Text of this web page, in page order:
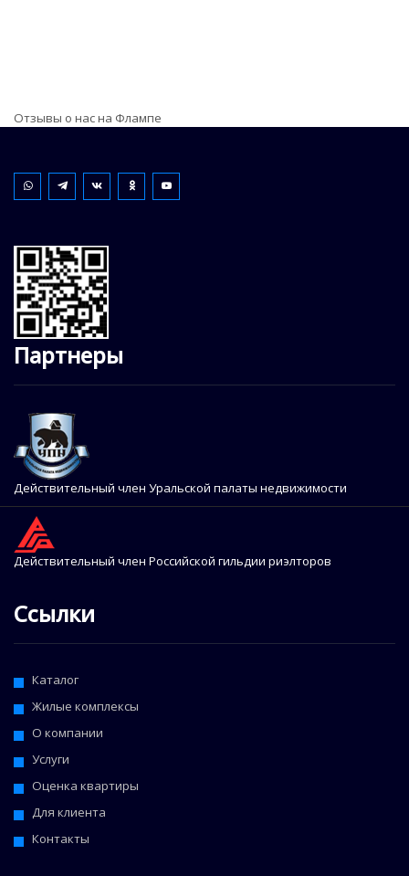
Отзывы о нас на Флампе
Партнеры
Действительный член Уральской палаты недвижимости
Действительный член Российской гильдии риэлторов
Ссылки
Каталог
Жилые комплексы
О компании
Услуги
Оценка квартиры
Для клиента
Контакты